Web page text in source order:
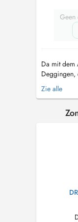
Geen
Da mit dem
Deggingen,
Pflegeheim
sowie dem
werden,
Geriatrie.
Zie alle